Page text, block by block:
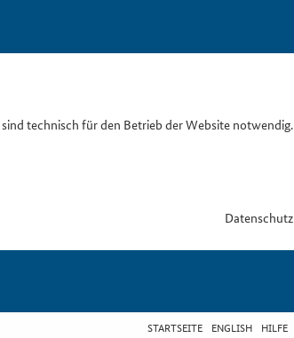
technisch für den Betrieb der Website notwendig.
Datenschutz
STARTSEITE ENGLISH HILFE